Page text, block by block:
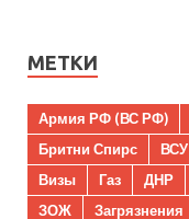
МЕТКИ
Армия РФ (ВС РФ)
Бритни Спирс
ВСУ
Визы
Газ ДНР
ЗОЖ
Загрязнения